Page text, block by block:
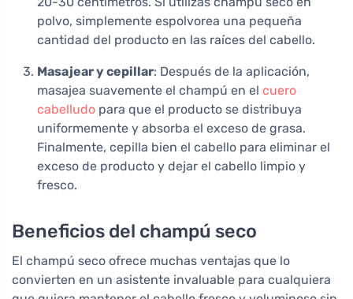
polvo, simplemente espolvorea una pequeña
cantidad del producto en las raíces del cabello.
Masajear y cepillar: Después de la aplicación,
masajea suavemente el champú en el cuero
cabelludo para que el producto se distribuya
uniformemente y absorba el exceso de grasa.
Finalmente, cepilla bien el cabello para eliminar el
exceso de producto y dejar el cabello limpio y
fresco.
Beneficios del champú seco
El champú seco ofrece muchas ventajas que lo
convierten en un asistente invaluable para cualquiera